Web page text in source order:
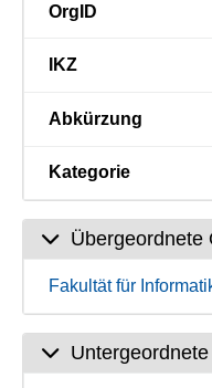
OrgID
IKZ
Abkürzung
Kategorie
Übergeordnete
Fakultät für